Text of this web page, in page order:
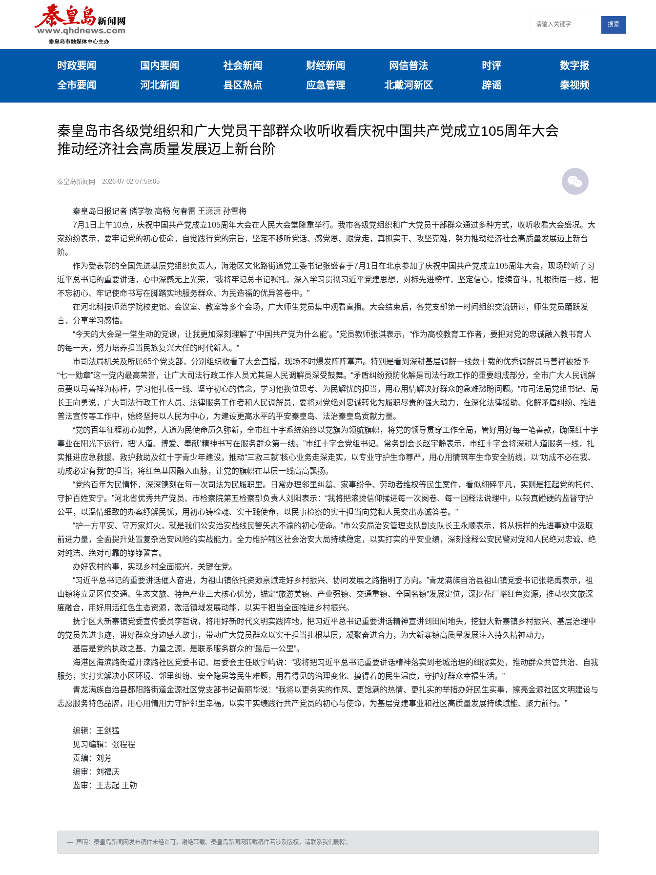
搜索
时政要闻 国内要闻 社会新闻 财经新闻 网信普法 时评
数字报
全市要闻
河北新闻 县区热点 应急管理 北戴河新区 辟谣 秦视频
秦皇岛市各级党组织和广大党员干部群众收听收看庆祝中国共产党成立105周年大会
推动经济社会高质量发展迈上新台阶
秦皇岛新闻网 2026-07-02 07:59:05
秦皇岛日报记者 储学敏 高畅 何春雷 王潇潇 孙雪梅
7月1日上午10点，庆祝中国共产党成立105周年大会在人民大会堂隆重举行。我市各级党组织和广大党员干部群众通过多种方式，收听收看大会盛况。大
家纷纷表示，要牢记党的初心使命，自觉践行党的宗旨，坚定不移听党话、感党恩、跟党走，真抓实干、攻坚克难，努力推动经济社会高质量发展迈上新台
阶。
作为受表彰的全国先进基层党组织负责人，海港区文化路街道党工委书记张盛春于7月1日在北京参加了庆祝中国共产党成立105周年大会，现场聆听了习
近平总书记的重要讲话，心中深感无上光荣，“我将牢记总书记嘱托，深入学习贯彻习近平党建思想，对标先进榜样，坚定信心，接续奋斗，扎根街居一线，把
不忘初心、牢记使命书写在脚踏实地服务群众、为民造福的优异答卷中。”
在河北科技师范学院校史馆、会议室、教室等多个会场，广大师生党员集中观看直播。大会结束后，各党支部第一时间组织交流研讨，师生党员踊跃发
言，分享学习感悟。
“今天的大会是一堂生动的党课，让我更加深刻理解了‘中国共产党为什么能’。”党员教师张淇表示，“作为高校教育工作者，要把对党的忠诚融入教书育人
的每一天，努力培养担当民族复兴大任的时代新人。”
市司法局机关及所属65个党支部，分别组织收看了大会直播，现场不时爆发阵阵掌声。特别是看到深耕基层调解一线数十载的优秀调解员马善祥被授予
“七一勋章”这一党内最高荣誉，让广大司法行政工作人员尤其是人民调解员深受鼓舞。“矛盾纠纷预防化解是司法行政工作的重要组成部分，全市广大人民调解
员要以马善祥为标杆，学习他扎根一线、坚守初心的信念，学习他换位思考、为民解忧的担当，用心用情解决好群众的急难愁盼问题。”市司法局党组书记、局
长王向勇说，广大司法行政工作人员、法律服务工作者和人民调解员，要将对党绝对忠诚转化为履职尽责的强大动力，在深化法律援助、化解矛盾纠纷、推进
普法宣传等工作中，始终坚持以人民为中心，为建设更高水平的平安秦皇岛、法治秦皇岛贡献力量。
“党的百年征程初心如磐，人道为民使命历久弥新，全市红十字系统始终以党旗为领航旗帜，将党的领导贯穿工作全局，管好用好每一笔善款，确保红十字
事业在阳光下运行，把‘人道、博爱、奉献’精神书写在服务群众第一线。”市红十字会党组书记、常务副会长赵宇静表示，市红十字会将深耕人道服务一线，扎
实推进应急救援、救护救助及红十字青少年建设，推动“三救三献”核心业务走深走实，以专业守护生命尊严，用心用情筑牢生命安全防线，以“功成不必在我、
功成必定有我”的担当，将红色基因融入血脉，让党的旗帜在基层一线高高飘扬。
“党的百年为民情怀，深深镌刻在每一次司法为民履职里。日常办理邻里纠葛、家事纷争、劳动者维权等民生案件，看似细碎平凡，实则是扛起党的托付、
守护百姓安宁。”河北省优秀共产党员、市检察院第五检察部负责人刘阳表示：“我将把滚烫信仰揉进每一次阅卷、每一回释法说理中，以较真碰硬的监督守护
公平，以温情细致的办案纾解民忧，用初心铸检魂、实干践使命，以民事检察的实干担当向党和人民交出赤诚答卷。”
“护一方平安、守万家灯火，就是我们公安治安战线民警矢志不渝的初心使命。”市公安局治安管理支队副支队长王永顺表示，将从榜样的先进事迹中汲取
前进力量，全面提升处置复杂治安风险的实战能力，全力维护辖区社会治安大局持续稳定，以实打实的平安业绩，深刻诠释公安民警对党和人民绝对忠诚、绝
对纯洁、绝对可靠的铮铮誓言。
办好农村的事，实现乡村全面振兴，关键在党。
“习近平总书记的重要讲话催人奋进，为祖山镇依托资源禀赋走好乡村振兴、协同发展之路指明了方向。”青龙满族自治县祖山镇党委书记张艳禹表示，祖
山镇将立足区位交通、生态文旅、特色产业三大核心优势，锚定“旅游美镇、产业强镇、交通重镇、全国名镇”发展定位，深挖花厂峪红色资源，推动农文旅深
度融合，用好用活红色生态资源，激活镇域发展动能，以实干担当全面推进乡村振兴。
抚宁区大新寨镇党委宣传委员李哲说，将用好新时代文明实践阵地，把习近平总书记重要讲话精神宣讲到田间地头，挖掘大新寨镇乡村振兴、基层治理中
的党员先进事迹，讲好群众身边感人故事，带动广大党员群众以实干担当扎根基层，凝聚奋进合力，为大新寨镇高质量发展注入持久精神动力。
基层是党的执政之基、力量之源，是联系服务群众的“最后一公里”。
海港区海滨路街道开滦路社区党委书记、居委会主任耿宁屿说：“我将把习近平总书记重要讲话精神落实到老城治理的细微实处，推动群众共管共治、自我
服务，实打实解决小区环境、邻里纠纷、安全隐患等民生难题，用看得见的治理变化、摸得着的民生温度，守护好群众幸福生活。”
青龙满族自治县都阳路街道金源社区党支部书记黄丽华说：“我将以更务实的作风、更饱满的热情、更扎实的举措办好民生实事，擦亮金源社区文明建设与
志愿服务特色品牌，用心用情用力守护邻里幸福，以实干实绩践行共产党员的初心与使命，为基层党建事业和社区高质量发展持续赋能、聚力前行。”
编辑：王剑猛
见习编辑：张程程
责编：刘芳
编审：刘福庆
监审：王志起 王勍
声明：秦皇岛新闻网发布稿件未经许可，谢绝转载。秦皇岛新闻网转载稿件若涉及版权，请联系我们删除。